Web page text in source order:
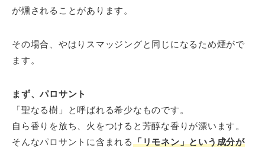
が燻されることがあります。
その場合、やはりスマッジングと同じになるため煙がで
ます。
まず、パロサント
「聖なる樹」と呼ばれる希少なものです。
自ら香りを放ち、火をつけると芳醇な香りが漂います。
そんなパロサントに含まれる「リモネン」という成分が